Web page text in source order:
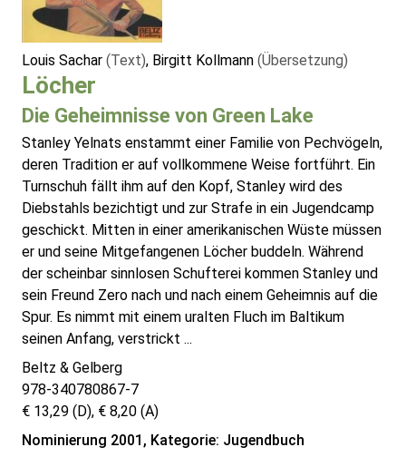
Louis Sachar (Text), Birgitt Kollmann (Übersetzung)
Löcher
Die Geheimnisse von Green Lake
Stanley Yelnats enstammt einer Familie von Pechvögeln,
deren Tradition er auf vollkommene Weise fortführt. Ein
Turnschuh fällt ihm auf den Kopf, Stanley wird des
Diebstahls bezichtigt und zur Strafe in ein Jugendcamp
geschickt. Mitten in einer amerikanischen Wüste müssen
er und seine Mitgefangenen Löcher buddeln. Während
der scheinbar sinnlosen Schufterei kommen Stanley und
sein Freund Zero nach und nach einem Geheimnis auf die
Spur. Es nimmt mit einem uralten Fluch im Baltikum
seinen Anfang, verstrickt ...
Beltz & Gelberg
978-340780867-7
€ 13,29 (D), € 8,20 (A)
Nominierung 2001, Kategorie: Jugendbuch